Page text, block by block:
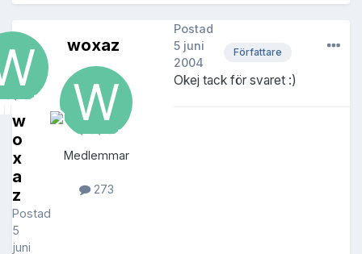
w
o
x
a
z
Postad
5
juni
woxaz
Medlemmar
273
Författare
Postad
5 juni
2004
Okej tack för svaret :)